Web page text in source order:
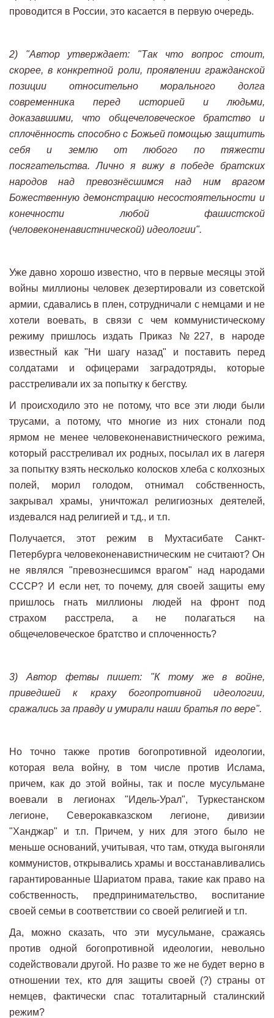
проводится в России, это касается в первую очередь.
2) "Автор утверждает: "Так что вопрос стоит,
скорее, в конкретной роли, проявлении гражданской
позиции относительно морального долга
современника перед историей и людьми,
доказавшими, что общечеловеческое братство и
сплочённость способно с Божьей помощью защитить
себя и землю от любого по тяжести
посягательства. Лично я вижу в победе братских
народов над превознёсшимся над ним врагом
Божественную демонстрацию несостоятельности и
конечности любой фашистской
(человеконенавистнической) идеологии".
Уже давно хорошо известно, что в первые месяцы этой
войны миллионы человек дезертировали из советской
армии, сдавались в плен, сотрудничали с немцами и не
хотели воевать, в связи с чем коммунистическому
режиму пришлось издать Приказ №227, в народе
известный как "Ни шагу назад" и поставить перед
солдатами и офицерами заградотряды, которые
расстреливали их за попытку к бегству.
И происходило это не потому, что все эти люди были
трусами, а потому, что многие из них стонали под
ярмом не менее человеконенавистнического режима,
который расстреливал их родных, посылал их в лагеря
за попытку взять несколько колосков хлеба с колхозных
полей, морил голодом, отнимал собственность,
закрывал храмы, уничтожал религиозных деятелей,
издевался над религией и т.д., и т.п.
Получается, этот режим в Мухтасибате Санкт-
Петербурга человеконенавистническим не считают? Он
не являлся "превознесшимся врагом" над народами
СССР? И если нет, то почему, для своей защиты ему
пришлось гнать миллионы людей на фронт под
страхом расстрела, а не полагаться на
общечеловеческое братство и сплоченность?
3) Автор фетвы пишет: "К тому же в войне,
приведшей к краху богопротивной идеологии,
сражались за правду и умирали наши братья по вере".
Но точно также против богопротивной идеологии,
которая вела войну, в том числе против Ислама,
причем, как до этой войны, так и после мусульмане
воевали в легионах "Идель-Урал", Туркестанском
легионе, Северокавказском легионе, дивизии
"Ханджар" и т.п. Причем, у них для этого было не
меньше оснований, учитывая, что там, откуда выгоняли
коммунистов, открывались храмы и восстанавливались
гарантированные Шариатом права, такие как право на
собственность, предпринимательство, воспитание
своей семьи в соответствии со своей религией и т.п.
Да, можно сказать, что эти мусульмане, сражаясь
против одной богопротивной идеологии, невольно
содействовали другой. Но разве то же не будет верно в
отношении тех, кто для защиты своей (?) страны от
немцев, фактически спас тоталитарный сталинский
режим?